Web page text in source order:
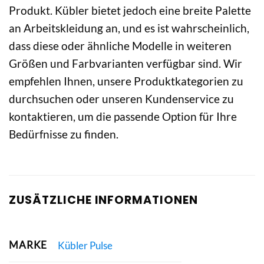
Produkt. Kübler bietet jedoch eine breite Palette
an Arbeitskleidung an, und es ist wahrscheinlich,
dass diese oder ähnliche Modelle in weiteren
Größen und Farbvarianten verfügbar sind. Wir
empfehlen Ihnen, unsere Produktkategorien zu
durchsuchen oder unseren Kundenservice zu
kontaktieren, um die passende Option für Ihre
Bedürfnisse zu finden.
ZUSÄTZLICHE INFORMATIONEN
MARKE Kübler Pulse